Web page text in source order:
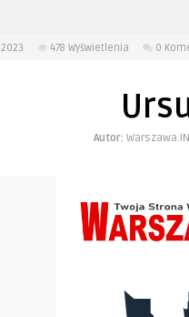
478 Wyświetlenia 0
Autor: Warszawa.IN